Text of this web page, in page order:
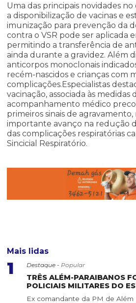
Mais lidas
1 Destaque - Popular
TRÊS ALÉM-PARAIBANOS
POLICIAIS MILITARES DO
Ex comandante da PM de
Uma das principais novidades no
a disponibilização de vacinas e
imunização para prevenção da
contra o VSR pode ser aplicada
permitindo a transferência de
ainda durante a gravidez. Além
anticorpos monoclonais
recém-nascidos e crianças com
complicações.Especialistas
vacinação, associada às medidas
acompanhamento médico
primeiros sinais de
importante avanço na redução
das complicações respiratórias
Sincicial Respiratório.